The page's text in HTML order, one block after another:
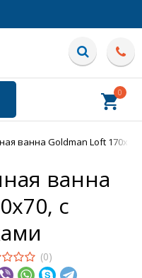
0
ванна Goldman Loft
ванна
с
(0)